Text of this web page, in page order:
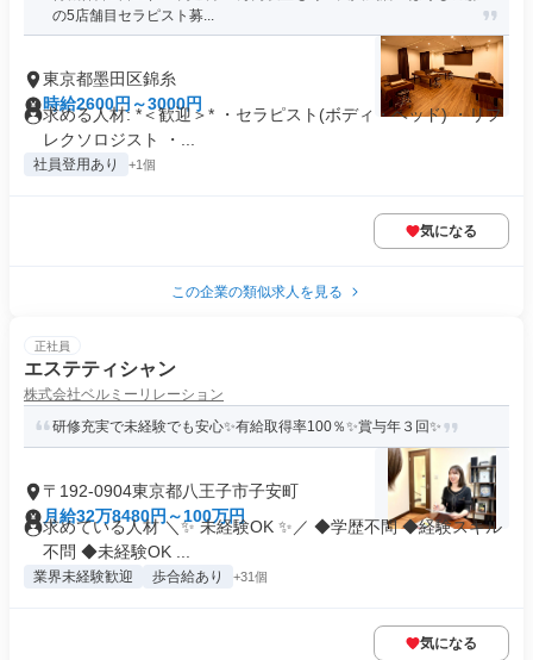
の5店舗目セラピスト募...
東京都墨田区錦糸
時給2600円～3000円
求める人材: *＜歓迎＞* ・セラピスト(ボディ・ヘッド) ・リフ
レクソロジスト ・...
社員登用あり +1個
気になる
この企業の類似求人を見る
正社員
エステティシャン
株式会社ベルミーリレーション
研修充実で未経験でも安心✨有給取得率100％✨賞与年３回✨
〒192-0904東京都八王子市子安町
月給32万8480円～100万円
求めている人材 ＼✨ 未経験OK ✨／ ◆学歴不問 ◆経験スキル
不問 ◆未経験OK ...
業界未経験歓迎 歩合給あり +31個
気になる